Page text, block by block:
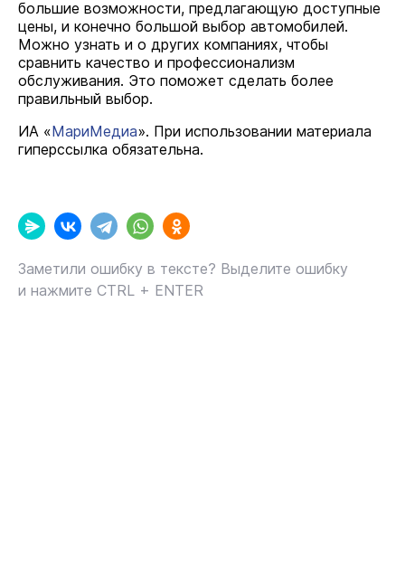
большие возможности, предлагающую доступные
цены, и конечно большой выбор автомобилей.
Можно узнать и о других компаниях, чтобы
сравнить качество и профессионализм
обслуживания. Это поможет сделать более
правильный выбор.
ИА «МариМедиа». При использовании материала
гиперссылка обязательна.
Заметили ошибку в тексте? Выделите ошибку
и нажмите CTRL + ENTER